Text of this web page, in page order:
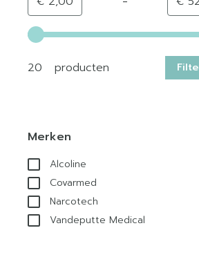
Gebruik de pijltjestoetsen links
20 producten
Merken
Alcoline
Covarmed
Narcotech
Vandeputte Medical